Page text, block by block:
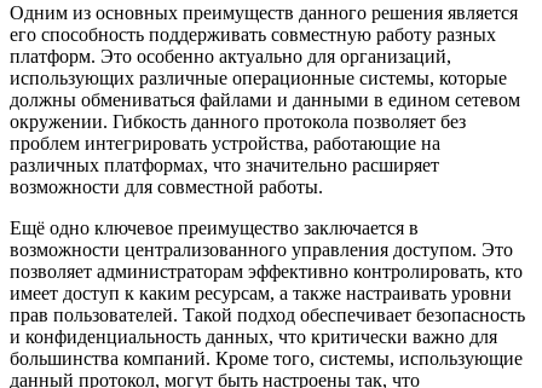
Одним из основных преимуществ данного решения является
его способность поддерживать совместную работу разных
платформ. Это особенно актуально для организаций,
использующих различные операционные системы, которые
должны обмениваться файлами и данными в едином сетевом
окружении. Гибкость данного протокола позволяет без
проблем интегрировать устройства, работающие на
различных платформах, что значительно расширяет
возможности для совместной работы.
Ещё одно ключевое преимущество заключается в
возможности централизованного управления доступом. Это
позволяет администраторам эффективно контролировать, кто
имеет доступ к каким ресурсам, а также настраивать уровни
прав пользователей. Такой подход обеспечивает безопасность
и конфиденциальность данных, что критически важно для
большинства компаний. Кроме того, системы, использующие
данный протокол, могут быть настроены так, что